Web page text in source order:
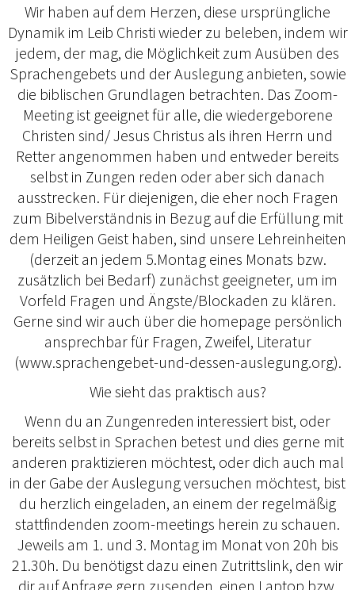
Wir haben auf dem Herzen, diese ursprüngliche
Dynamik im Leib Christi wieder zu beleben, indem wir
jedem, der mag, die Möglichkeit zum Ausüben des
Sprachengebets und der Auslegung anbieten, sowie
die biblischen Grundlagen betrachten. Das Zoom-
Meeting ist geeignet für alle, die wiedergeborene
Christen sind/ Jesus Christus als ihren Herrn und
Retter angenommen haben und entweder bereits
selbst in Zungen reden oder aber sich danach
ausstrecken. Für diejenigen, die eher noch Fragen
zum Bibelverständnis in Bezug auf die Erfüllung mit
dem Heiligen Geist haben, sind unsere Lehreinheiten
(derzeit an jedem 5.Montag eines Monats bzw.
zusätzlich bei Bedarf) zunächst geeigneter, um im
Vorfeld Fragen und Ängste/Blockaden zu klären.
Gerne sind wir auch über die homepage persönlich
ansprechbar für Fragen, Zweifel, Literatur
(www.sprachengebet-und-dessen-auslegung.org).
Wie sieht das praktisch aus?
Wenn du an Zungenreden interessiert bist, oder
bereits selbst in Sprachen betest und dies gerne mit
anderen praktizieren möchtest, oder dich auch mal
in der Gabe der Auslegung versuchen möchtest, bist
du herzlich eingeladen, an einem der regelmäßig
stattfindenden zoom-meetings herein zu schauen.
Jeweils am 1. und 3. Montag im Monat von 20h bis
21.30h. Du benötigst dazu einen Zutrittslink, den wir
dir auf Anfrage gern zusenden, einen Laptop bzw.